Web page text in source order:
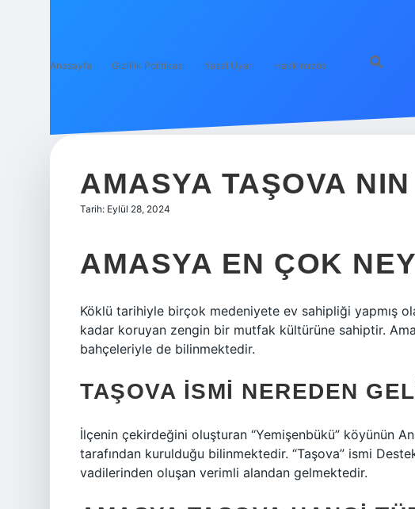
Anasayfa Gizlilik Politikası Yasal Uyarı Hakkımızda
AMASYA TAŞOVA
Tarih: Eylül 28, 2024
AMASYA EN ÇOK
Köklü tarihiyle birçok medeniyete ev sahipliği yapmış
kadar koruyan zengin bir mutfak kültürüne sahiptir.
bahçeleriyle de bilinmektedir.
TAŞOVA ISMI NEREDEN
İlçenin çekirdeğini oluşturan “Yemişenbükü” köyünün
tarafından kurulduğu bilinmektedir. “Taşova” ismi
vadilerinden oluşan verimli alandan gelmektedir.